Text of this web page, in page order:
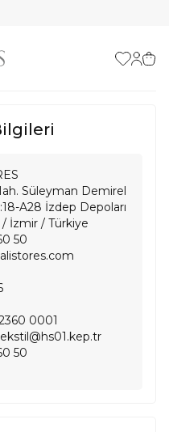
Favorilerim
Süleyman Demirel
A28 İzdep Depoları
İzmir/ Türkiye
50
0001
50